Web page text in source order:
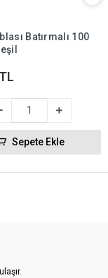
Batırmalı 100
Sepete Ekle